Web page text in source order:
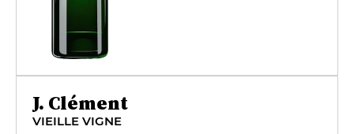
J. Clément
VIEILLE VIGNE